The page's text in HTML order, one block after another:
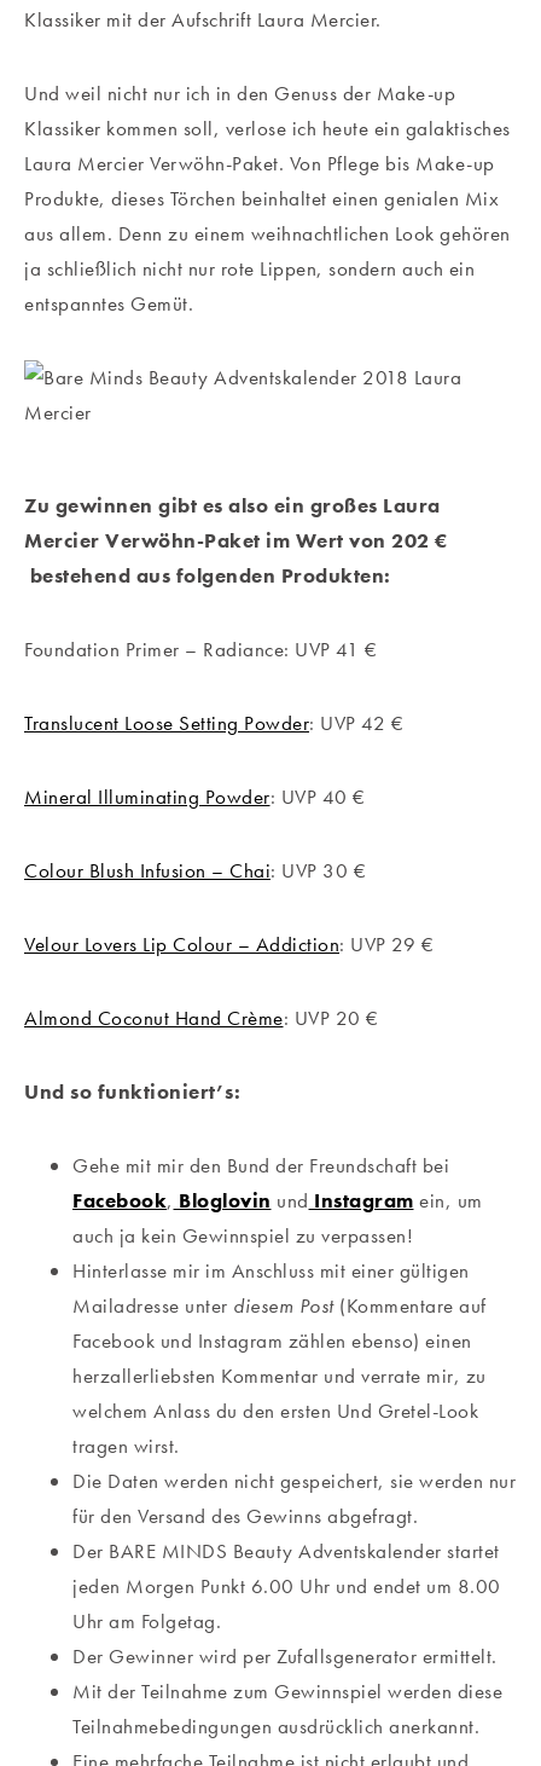
Klassiker mit der Aufschrift Laura Mercier.
Und weil nicht nur ich in den Genuss der Make-up
Klassiker kommen soll, verlose ich heute ein galaktisches
Laura Mercier Verwöhn-Paket. Von Pflege bis Make-up
Produkte, dieses Törchen beinhaltet einen genialen Mix
aus allem. Denn zu einem weihnachtlichen Look gehören
ja schließlich nicht nur rote Lippen, sondern auch ein
entspanntes Gemüt.
Zu gewinnen gibt es also ein großes Laura
Mercier Verwöhn-Paket im Wert von 202 €
bestehend aus folgenden Produkten:
Foundation Primer – Radiance: UVP 41 €
Translucent Loose Setting Powder: UVP 42 €
Mineral Illuminating Powder: UVP 40 €
Colour Blush Infusion – Chai: UVP 30 €
Velour Lovers Lip Colour – Addiction: UVP 29 €
Almond Coconut Hand Crème: UVP 20 €
Und so funktioniert’s:
Gehe mit mir den Bund der Freundschaft bei
Facebook, Bloglovin und Instagram ein, um
auch ja kein Gewinnspiel zu verpassen!
Hinterlasse mir im Anschluss mit einer gültigen
Mailadresse unter diesem Post(Kommentare auf
Facebook und Instagram zählen ebenso) einen
herzallerliebsten Kommentar und verrate mir, zu
welchem Anlass du den ersten Und Gretel-Look
tragen wirst.
Die Daten werden nicht gespeichert, sie werden nur
für den Versand des Gewinns abgefragt.
Der BARE MINDS Beauty Adventskalender startet
jeden Morgen Punkt 6.00 Uhr und endet um 8.00
Uhr am Folgetag.
Der Gewinner wird per Zufallsgenerator ermittelt.
Mit der Teilnahme zum Gewinnspiel werden diese
Teilnahmebedingungen ausdrücklich anerkannt.